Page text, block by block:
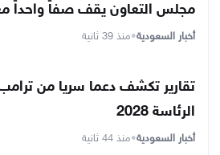
مجلس التعاون يقف صفاً واحداً
أخبار السعودية•منذ 39 ثانية
تقارير تكشف دعما سريا من
الرئاسة 2028
أخبار السعودية•منذ 44 ثانية